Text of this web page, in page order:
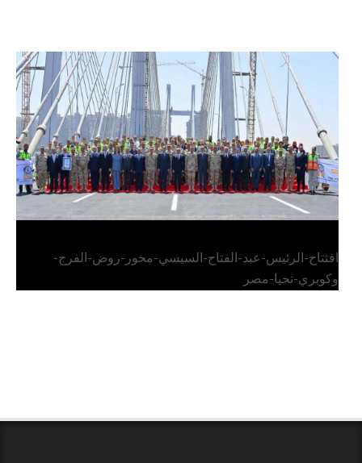
الرئيس عبد الفتاح السيسي يفتتح محور روض الفرج
وكوبري تحيا مصر
افتتاح-الرئيس-عبد-الفتاح-السيسي-محور-روض-الفرج-
وكوبري-تحيا-مصر